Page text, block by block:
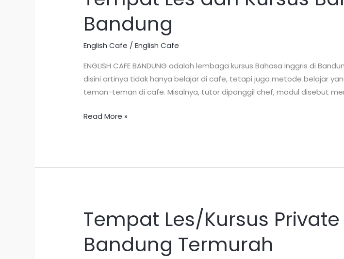
Bandung
English Cafe /English Cafe
ENGLISH CAFE BANDUNG adalah lembaga kursus Bahasa Inggris di
disini artinya tidak hanya belajar di cafe, tetapi juga metode belajar
teman-teman di cafe. Misalnya, tutor dipanggil chef, modul disebut
Les
dan
Kursus
Bahasa
Terbaik
di
Bandung
Read More »
Tempat Les/Kursus
Bandung Termurah
Tempat
Les/Kursus
Private
Bahasa